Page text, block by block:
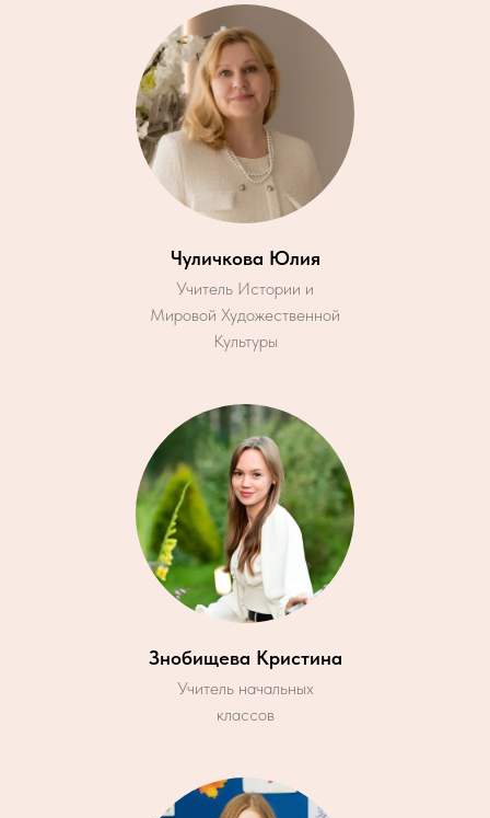
Чуличкова Юлия
Учитель Истории и
Мировой Художественной
Культуры
Знобищева Кристина
Учитель начальных
классов